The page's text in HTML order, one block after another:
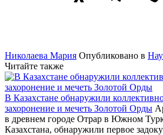
Николаева Мария Опубликовано в
Читайте также
В Казахстане обнаружили
захоронение и мечеть Золотой Орды
в древнем городе Отрар в Южном
Казахстана, обнаружили первое